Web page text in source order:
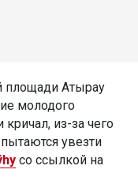
площади Атырау
молодого
из-за чего
увезти
со ссылкой на